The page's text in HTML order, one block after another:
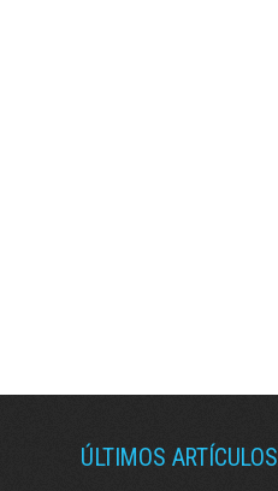
ÚLTIMOS ARTÍCULOS